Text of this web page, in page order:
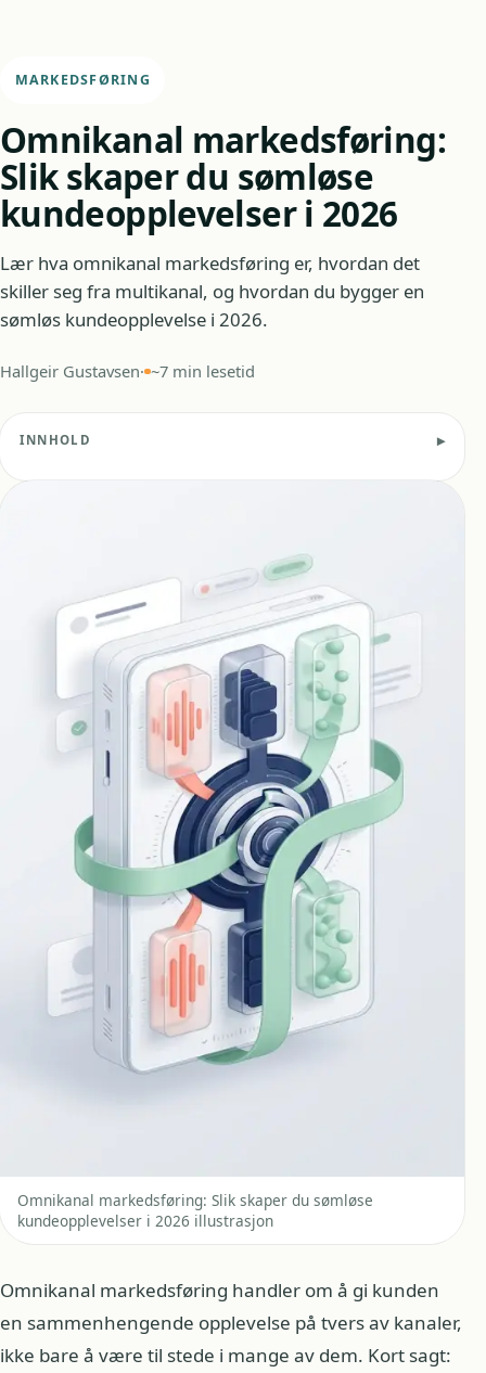
MARKEDSFØRING
Omnikanal markedsføring:
Slik skaper du sømløse
kundeopplevelser i 2026
Lær hva omnikanal markedsføring er, hvordan det
skiller seg fra multikanal, og hvordan du bygger en
sømløs kundeopplevelse i 2026.
Hallgeir Gustavsen· ~7 min lesetid
Omnikanal markedsføring: Slik skaper du sømløse
kundeopplevelser i 2026 illustrasjon
Omnikanal markedsføring handler om å gi kunden
en sammenhengende opplevelse på tvers av kanaler,
ikke bare å være til stede i mange av dem. Kort sagt:
INNHOLD